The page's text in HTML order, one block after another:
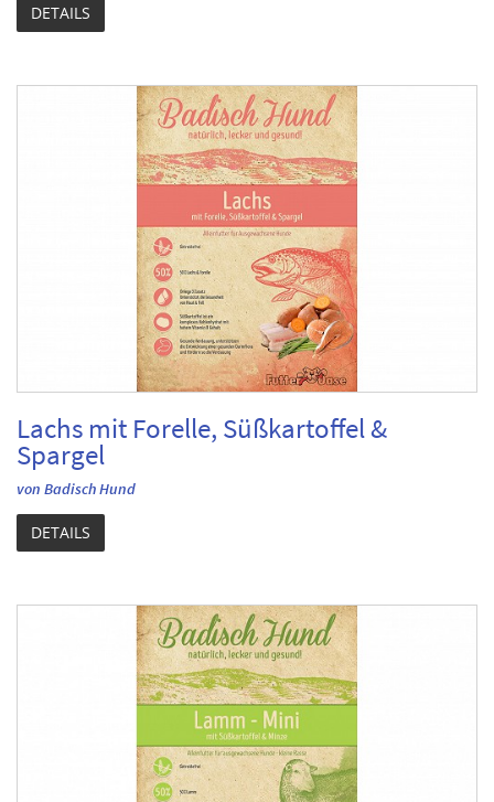
DETAILS
Lachs mit Forelle, Süßkartoffel &
Spargel
von Badisch Hund
DETAILS